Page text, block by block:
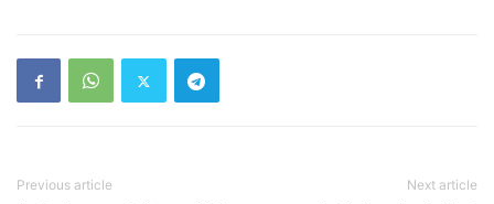
Previous article Next article